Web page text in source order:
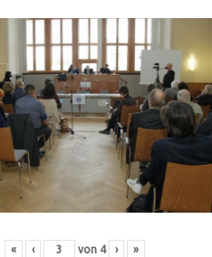
« ‹ von 4 › »